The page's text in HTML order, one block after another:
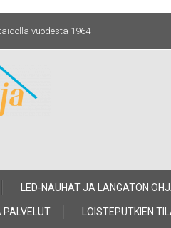
vuodesta 1964
LED-NAUHAT JA LANGATON
LOISTEPUTKIEN